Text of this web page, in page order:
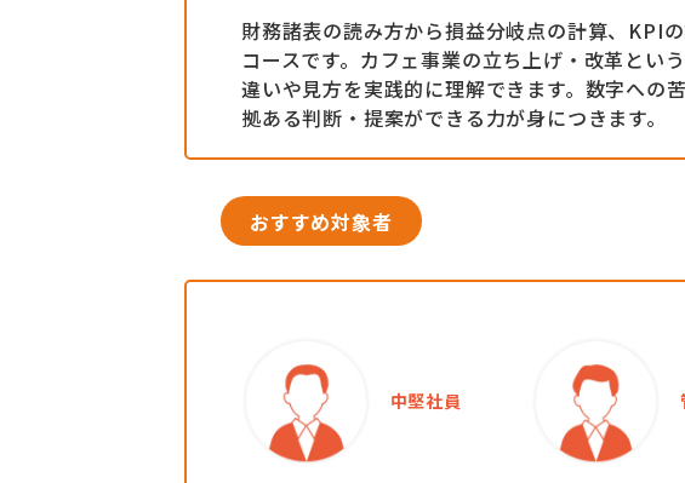
財務諸表の読み方から損益分岐点の計算、KPI
コースです。カフェ事業の立ち上げ・改革とい
違いや見方を実践的に理解できます。数字への
拠ある判断・提案ができる力が身につきます。
おすすめ対象者
中堅社員